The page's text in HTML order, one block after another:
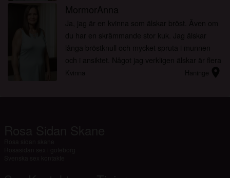
MormorAnna
Ja, jag är en kvinna som älskar bröst. Även om
du har en skrämmande stor kuk. Jag älskar
långa bröstknull och mycket spruta i munnen
och i ansiktet. Något jag verkligen älskar är flera
sprut på rad i mitt ansikte och att du dominerar
Haninge location_on
Kvinna